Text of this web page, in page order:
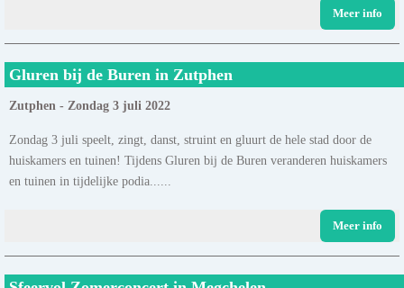
Meer info
Gluren bij de Buren in Zutphen
Zutphen - Zondag 3 juli 2022
Zondag 3 juli speelt, zingt, danst, struint en gluurt de hele stad door de
huiskamers en tuinen! Tijdens Gluren bij de Buren veranderen huiskamers
en tuinen in tijdelijke podia......
Meer info